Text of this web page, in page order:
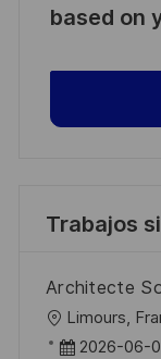
based on
Trabajos
Architecte
U
b
Limours,
F
2026-06-